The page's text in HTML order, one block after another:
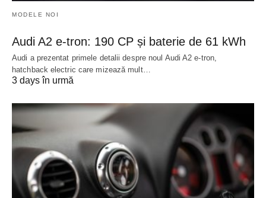
MODELE NOI
Audi A2 e-tron: 190 CP și baterie de 61 kWh
Audi a prezentat primele detalii despre noul Audi A2 e-tron,
hatchback electric care mizează mult…
3 days în urmă